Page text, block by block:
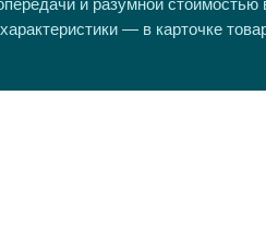
и разумной стоимостью
— в карточке